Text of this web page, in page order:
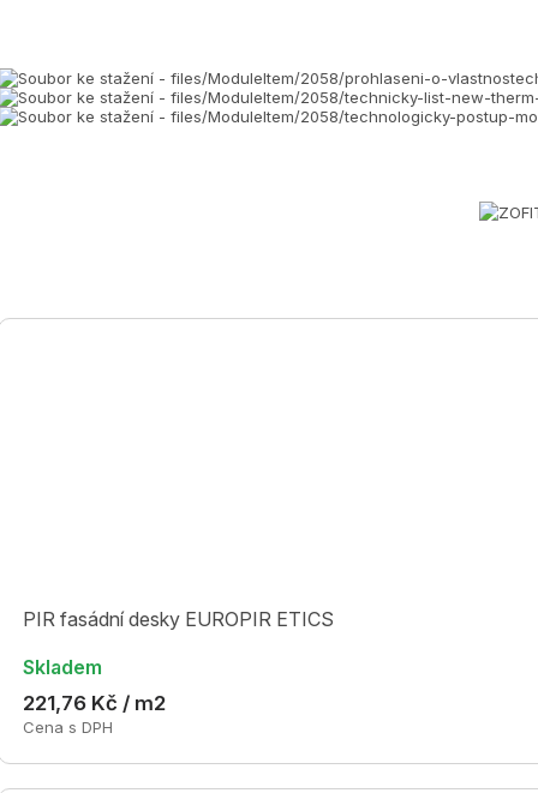
PIR fasádní desky EUROPIR ETICS
Skladem
221,76 Kč / m2
Cena s DPH